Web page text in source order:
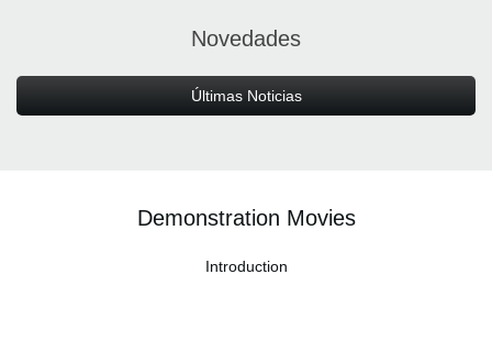
Novedades
Últimas Noticias
Demonstration Movies
Introduction